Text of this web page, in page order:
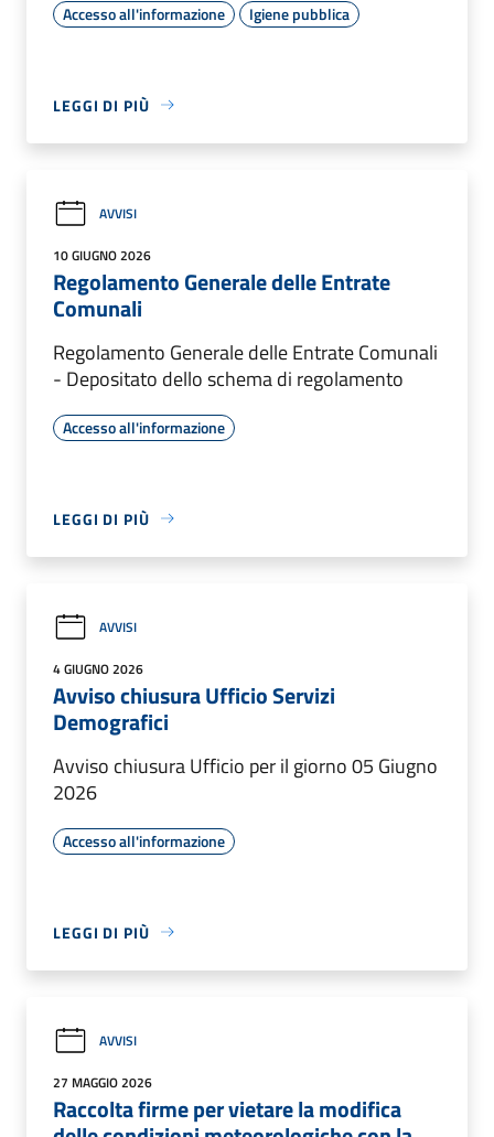
Accesso all'informazione Igiene pubblica
LEGGI DI PIÙ
AVVISI
10 GIUGNO 2026
Regolamento Generale delle Entrate
Comunali
Regolamento Generale delle Entrate Comunali
- Depositato dello schema di regolamento
Accesso all'informazione
LEGGI DI PIÙ
AVVISI
4 GIUGNO 2026
Avviso chiusura Ufficio Servizi
Demografici
Avviso chiusura Ufficio per il giorno 05 Giugno
2026
Accesso all'informazione
LEGGI DI PIÙ
AVVISI
27 MAGGIO 2026
Raccolta firme per vietare la modifica